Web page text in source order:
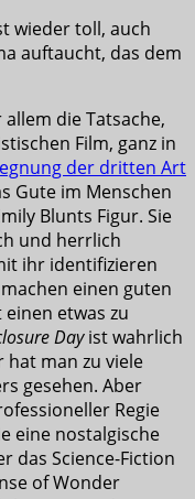
wieder toll, auch
auftaucht, das dem
die Tatsache,
Film, ganz in
der dritten Art
Gute im Menschen
Blunts Figur. Sie
und herrlich
ihr identifizieren
einen guten
etwas zu
Dayist wahrlich
hat man zu viele
gesehen. Aber
Regie
eine nostalgische
das Science-Fiction
of Wonder